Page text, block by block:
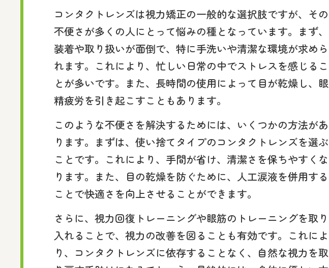
コンタクトレンズは視力矯正の一般的な選択肢ですが、その
不便さが多くの人にとって悩みの種となっています。まず、
装着や取り扱いが面倒で、特に手洗いや清潔な環境が求めら
れます。これにより、忙しい日常の中でストレスを感じるこ
とが多いです。また、長時間の使用によって目が乾燥し、眼
精疲労を引き起こすこともあります。
このような不便さを解決するためには、いくつかの方法があ
ります。まずは、使い捨てタイプのコンタクトレンズを選ぶ
ことです。これにより、手間が省け、清潔さを保ちやすくな
ります。また、目の乾燥を防ぐために、人工涙液を併用する
ことで快適さを向上させることができます。
さらに、視力回復トレーニングや眼筋のトレーニングを取り
入れることで、視力の改善を図ることも有効です。これによ
り、コンタクトレンズに依存することなく、自然な視力を取